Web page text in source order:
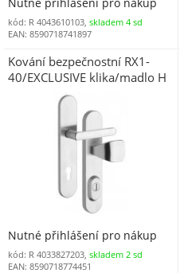
kód: R 4043610103, skladem 4 sd
EAN: 8590718741897
Kování bezpečnostní RX1-
40/EXCLUSIVE klika/madlo H
72 mm vložka nerez mat
7200 s překrytím
Nutné přihlášení pro nákup
kód: R 4033827203, skladem 2 sd
EAN: 8590718774451